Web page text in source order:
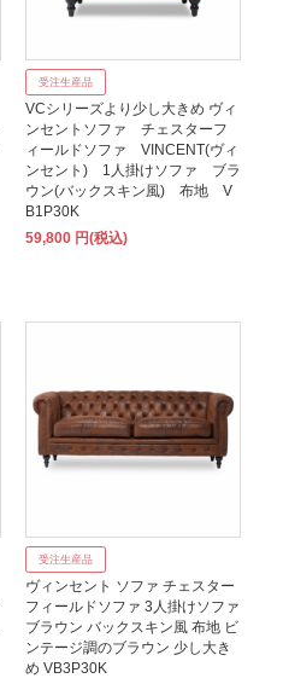
受注生産品
VCシリーズより少し大きめ ヴィ
ンセントソファ チェスターフ
ィールドソファ VINCENT(ヴィ
ンセント) 1人掛けソファ ブラ
ウン(バックスキン風) 布地 V
B1P30K
59,800 円(税込)
受注生産品
ヴィンセント ソファ チェスター
フィールドソファ 3人掛けソファ
ブラウン バックスキン風 布地 ビ
ンテージ調のブラウン 少し大き
め VB3P30K